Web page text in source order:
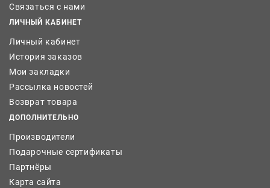
Связаться с нами
ЛИЧНЫЙ КАБИНЕТ
Личный кабинет
История заказов
Мои закладки
Рассылка новостей
Возврат товара
ДОПОЛНИТЕЛЬНО
Производители
Подарочные сертификаты
Партнёры
Карта сайта